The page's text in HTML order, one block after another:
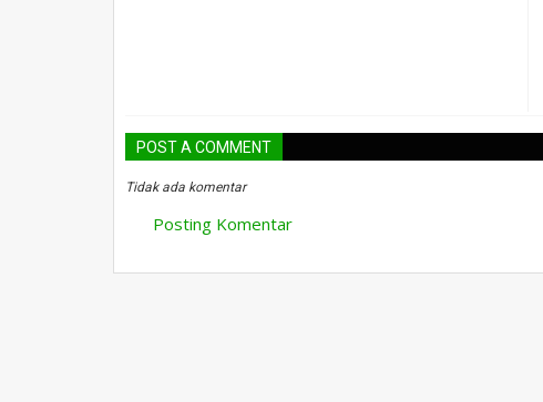
POST A COMMENT
Tidak ada komentar
Posting Komentar